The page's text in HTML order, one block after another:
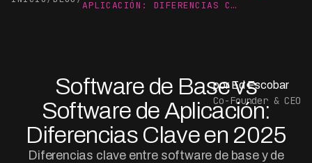
APLICACIÓN: DIFERENCIAS C…
Software de Base vs
Software de Aplicación:
Diferencias Clave en 2025
Diferencias clave entre software de base y de
por Ed Escobar
Co-Founder & CEO